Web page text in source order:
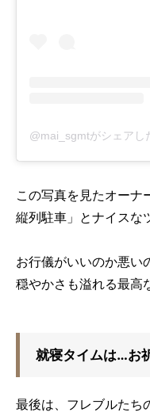
@mai_sgmtがシェアし
この写真を見たオーナ
縦列駐車」とナイスな
お行儀がいいのか悪い
穏やかさも溢れる最高
就寝タイムは…お
最後は、フレブルたち